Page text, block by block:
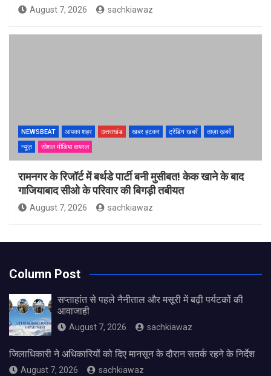
August 7, 2026 sachkiawaz
NEWSBEAT आपका शहर उत्तराखंड खबर हटकर ट्रेंडिंग खबरें
ताज़ा ख़बरें
न्यूज़
सोशल मीडिया वायरल
रामनगर के रिजॉर्ट में बर्थडे पार्टी बनी मुसीबत! केक खाने के बाद
गाजियाबाद सीओ के परिवार की बिगड़ी तबीयत
August 7, 2026 sachkiawaz
Column Post
सप्ताहांत से पहले नैनीताल और मसूरी में बढ़ी पर्यटकों की
आवाजाही
August 7, 2026 sachkiawaz
जिलाधिकारी ने अधिकारियों को दिए मानसून के दौरान सतर्क रहने के निर्देश
August 7, 2026 sachkiawaz